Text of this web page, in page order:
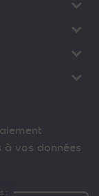
à vos données